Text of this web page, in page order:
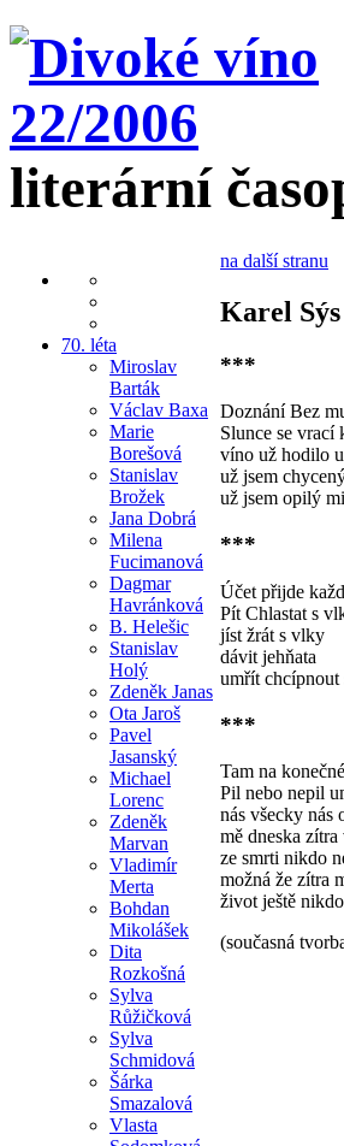
literární
70. léta
Miroslav
Barták
Václav Baxa
Marie
Borešová
Stanislav
Brožek
Jana Dobrá
Milena
Fucimanová
Dagmar
Havránková
B. Helešic
Stanislav
Holý
Zdeněk Janas
Ota Jaroš
Pavel
Jasanský
Michael
Lorenc
Zdeněk
Marvan
Vladimír
Merta
Bohdan
Mikolášek
Dita
Rozkošná
Sylva
Růžičková
Sylva
Schmidová
Šárka
Smazalová
Vlasta
na další stranu
Karel Sýs
***
Doznání Bez
Slunce se vrací
víno už hodilo
už jsem
už jsem opilý
***
Účet přijde
Pít Chlastat s
jíst žrát s vlky
dávit jehňata
umřít
***
Tam na konečné
Pil nebo nepil
nás všecky nás
mě dneska zítra
ze smrti nikdo
možná že zítra
život ještě
(současná